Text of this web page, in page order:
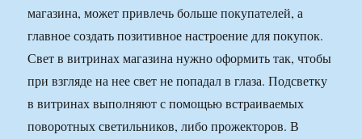
магазина, может привлечь больше покупателей, а
главное создать позитивное настроение для покупок.
Свет в витринах магазина нужно оформить так, чтобы
при взгляде на нее свет не попадал в глаза. Подсветку
в витринах выполняют с помощью встраиваемых
поворотных светильников, либо прожекторов. В